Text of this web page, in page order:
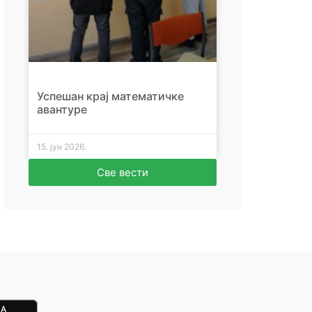
Успешан крај математичке
авантуре
15. јун 2026.
Све вести